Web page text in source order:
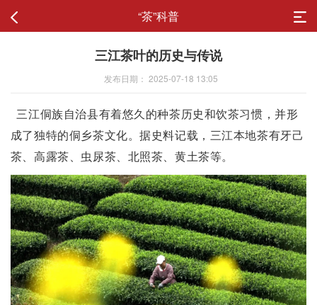
“茶”科普
三江茶叶的历史与传说
发布日期： 2025-07-18 13:05
三江侗族自治县有着悠久的种茶历史和饮茶习惯，并形
成了独特的侗乡茶文化。据史料记载，三江本地茶有牙己
茶、高露茶、虫尿茶、北照茶、黄土茶等。